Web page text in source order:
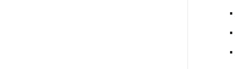
•
•
•